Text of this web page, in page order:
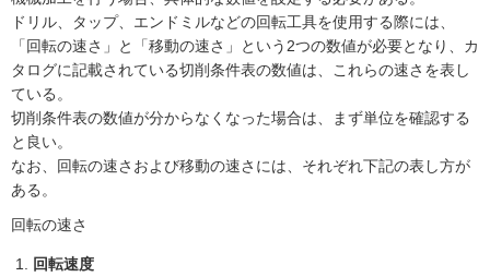
ドリル、タップ、エンドミルなどの回転工具を使用する際には、
「回転の速さ」と「移動の速さ」という2つの数値が必要となり、カ
タログに記載されている切削条件表の数値は、これらの速さを表し
ている。
切削条件表の数値が分からなくなった場合は、まず単位を確認する
と良い。
なお、回転の速さおよび移動の速さには、それぞれ下記の表し方が
ある。
回転の速さ
回転速度